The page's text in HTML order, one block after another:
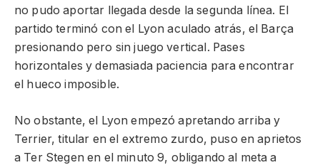
no pudo aportar llegada desde la segunda línea. El
partido terminó con el Lyon aculado atrás, el Barça
presionando pero sin juego vertical. Pases
horizontales y demasiada paciencia para encontrar
el hueco imposible.
No obstante, el Lyon empezó apretando arriba y
Terrier, titular en el extremo zurdo, puso en aprietos
a Ter Stegen en el minuto 9, obligando al meta a